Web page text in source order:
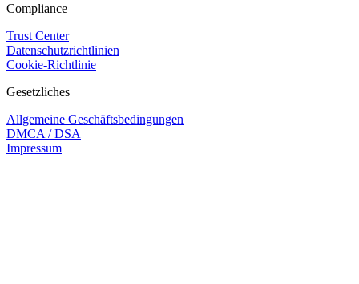
Compliance
Trust Center
Datenschutzrichtlinien
Cookie-Richtlinie
Gesetzliches
Allgemeine Geschäftsbedingungen
DMCA / DSA
Impressum